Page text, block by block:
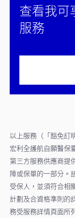
查看我可
服務
以上服務（「豁免訂
宏利全護航自願醫保
第三方服務供應商提
障或保單的一部分。
受保人，並須符合相
計劃及合資格準則的
務受服務詳情頁面所